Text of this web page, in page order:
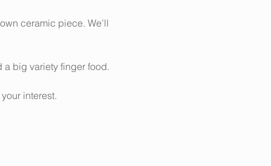
ceramic piece. We’ll
a big variety finger food.
interest.